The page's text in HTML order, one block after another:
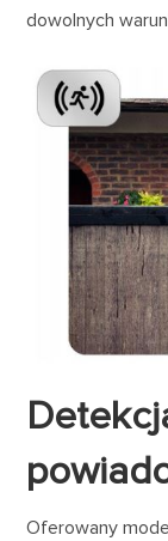
dowolnych
Oferowany